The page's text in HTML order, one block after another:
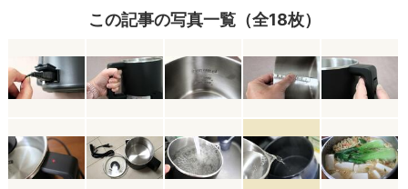
この記事の写真一覧（全18枚）